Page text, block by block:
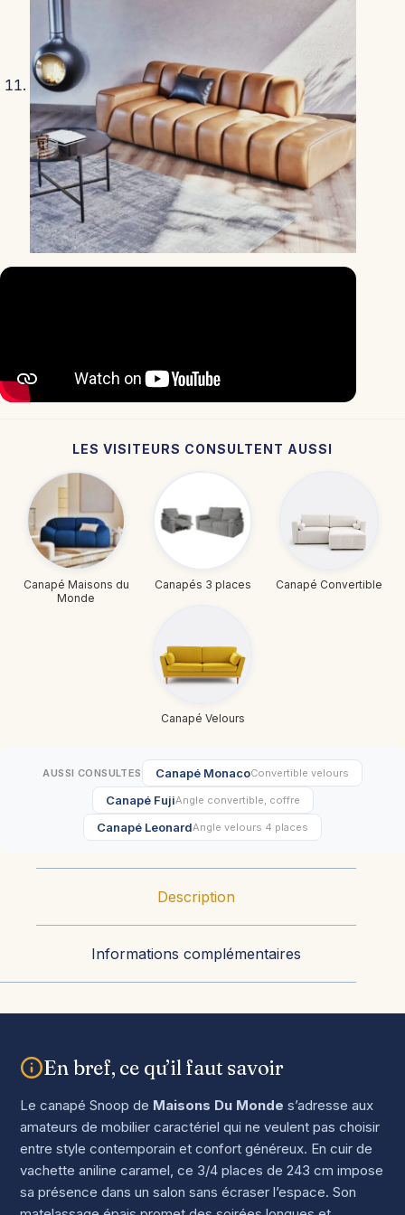
LES VISITEURS CONSULTENT AUSSI
Canapé Maisons du
Monde
Canapés 3 places Canapé Convertible
Canapé Velours
AUSSI CONSULTES Canapé MonacoConvertible velours
Canapé FujiAngle convertible, coffre
Canapé LeonardAngle velours 4 places
Description
Informations complémentaires
En bref, ce qu’il faut savoir
Le canapé Snoop de Maisons Du Monde s’adresse aux
amateurs de mobilier caractériel qui ne veulent pas choisir
entre style contemporain et confort généreux. En cuir de
vachette aniline caramel, ce 3/4 places de 243 cm impose
sa présence dans un salon sans écraser l’espace. Son